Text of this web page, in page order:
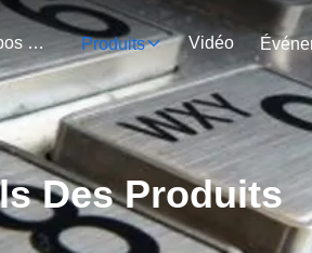
À Propos De Nous Produits Vidéo
Des Produits